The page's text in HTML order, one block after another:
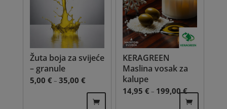
Žuta boja za svijeće
– granule
5,00 € – 35,00 €Raspon cijena: od 5,00 € do 35,00 €
proizvod
KERAGREEN
Maslina vosak za
kalupe
14,95 € – 199,00€Raspon